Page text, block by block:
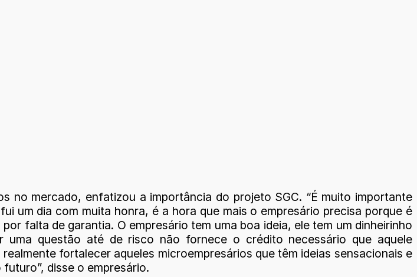
no mercado, enfatizou a importância do projeto SGC. “É muito importante
um dia com muita honra, é a hora que mais o empresário precisa porque é
falta de garantia. O empresário tem uma boa ideia, ele tem um dinheirinho
uma questão até de risco não fornece o crédito necessário que aquele
fortalecer aqueles microempresários que têm ideias sensacionais e
disse o empresário.